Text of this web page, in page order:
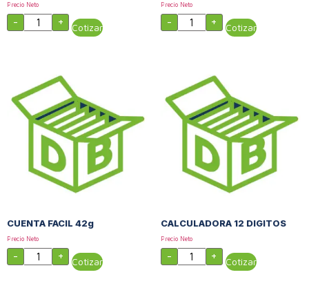
Precio Neto
- + Cotizar
Precio Neto
- + Cotizar
CUENTA FACIL 42g
Precio Neto
- + Cotizar
CALCULADORA 12 DIGITOS
Precio Neto
- + Cotizar